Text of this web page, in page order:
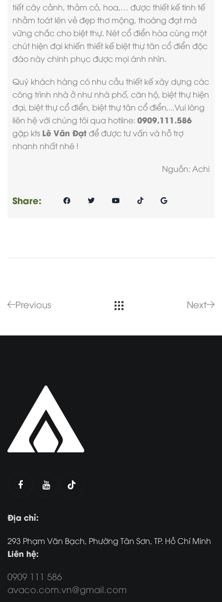
tiết cây cảnh, thảm cỏ, hoa,… được thiết kế tinh tế
nhằm toát lên vẻ đẹp thơ mộng, thoáng đạt mà
vững chắc cho biệt thự. Nét cổ điển hòa cùng một
chút hiện đại khiến thiết kế biệt thự tân cổ điển độc
đáo này chinh phục được mọi ánh nhìn.
Quý khách hàng có nhu cầu thiết kế xây dựng các
công trình nhà ở như nhà phố, căn hộ, biệt thự hiện
đại, biệt thự cổ điển, biệt thự tân cổ điển,...Vui lòng
liên hệ với chúng tôi qua hotline: 0909.111.586
gặp kts Lê Văn Đạtđể được tư vấn và hỗ trợ
nhanh nhất nhé !
Nguồn: Achi
Share:
Previous Next
Địa chỉ:
293 Phạm Văn Bạch, Phường Tân Sơn, TP. Hồ Chí Minh
Liên hệ:
0909 111 586
avaco.com.vn@gmail.com